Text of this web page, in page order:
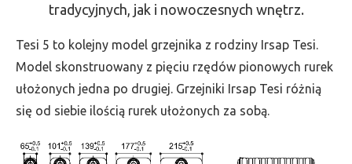
-
wys.
1500,
szer.
450,
2208
tradycyjnych, jak i nowoczesnych wnętrz.
Tesi 5 to kolejny model grzejnika z rodziny Irsap Tesi.
Model skonstruowany z pięciu rzędów pionowych rurek
ułożonych jedna po drugiej. Grzejniki Irsap Tesi różnią
się od siebie ilością rurek ułożonych za sobą.